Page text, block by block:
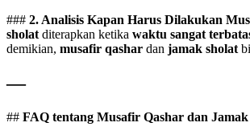
### 2. Analisis Kapan Harus Dilakukan
sholat diterapkan ketika waktu sangat
demikian, musafir qashar dan jamak sholat
—
## FAQ tentang Musafir Qashar dan